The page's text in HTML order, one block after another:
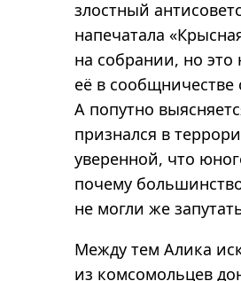
злостный
напечатала
на собрании, но
её в
А попутно
признался в
уверенной, что
почему
не могли же
Между тем Алика
из комсомольцев